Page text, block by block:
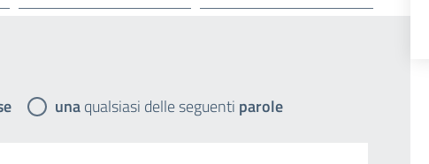
unaqualsiasi delle seguenti parole